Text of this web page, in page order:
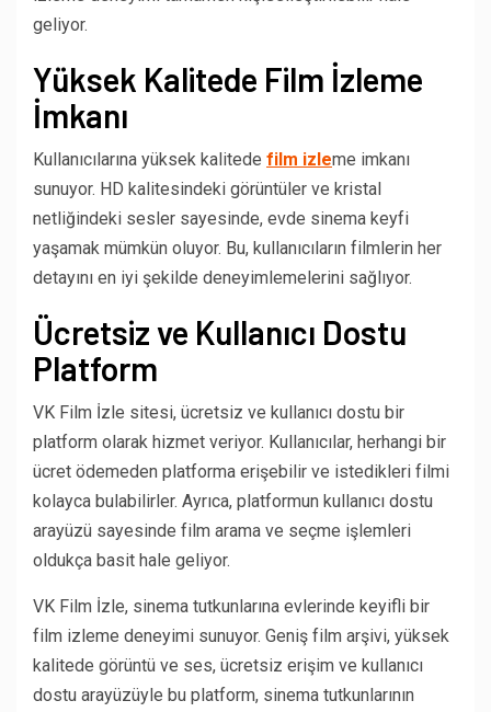
geliyor.
Yüksek Kalitede Film İzleme
İmkanı
Kullanıcılarına yüksek kalitede film izleme imkanı
sunuyor. HD kalitesindeki görüntüler ve kristal
netliğindeki sesler sayesinde, evde sinema keyfi
yaşamak mümkün oluyor. Bu, kullanıcıların filmlerin her
detayını en iyi şekilde deneyimlemelerini sağlıyor.
Ücretsiz ve Kullanıcı Dostu
Platform
VK Film İzle sitesi, ücretsiz ve kullanıcı dostu bir
platform olarak hizmet veriyor. Kullanıcılar, herhangi bir
ücret ödemeden platforma erişebilir ve istedikleri filmi
kolayca bulabilirler. Ayrıca, platformun kullanıcı dostu
arayüzü sayesinde film arama ve seçme işlemleri
oldukça basit hale geliyor.
VK Film İzle, sinema tutkunlarına evlerinde keyifli bir
film izleme deneyimi sunuyor. Geniş film arşivi, yüksek
kalitede görüntü ve ses, ücretsiz erişim ve kullanıcı
dostu arayüzüyle bu platform, sinema tutkunlarının